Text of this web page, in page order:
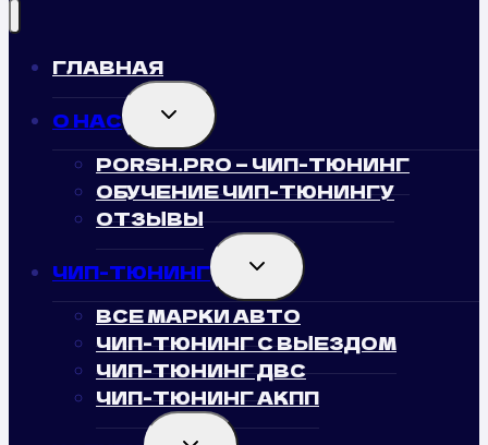
ГЛАВНАЯ
О НАС TOGGLE
CHILD
MENU
PORSH.PRO — ЧИП-ТЮНИНГ
ОБУЧЕНИЕ ЧИП-ТЮНИНГУ
ОТЗЫВЫ
ЧИП-ТЮНИНГ TOGGLE
CHILD
MENU
ВСЕ МАРКИ АВТО
ЧИП-ТЮНИНГ С ВЫЕЗДОМ
ЧИП-ТЮНИНГ ДВС
ЧИП-ТЮНИНГ АКПП
TOGGLE